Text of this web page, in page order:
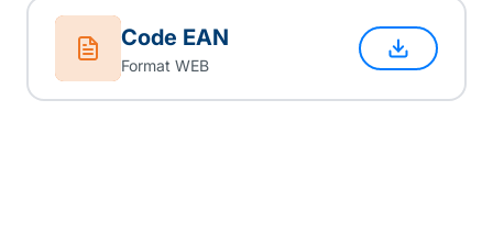
Code EAN
Format WEB